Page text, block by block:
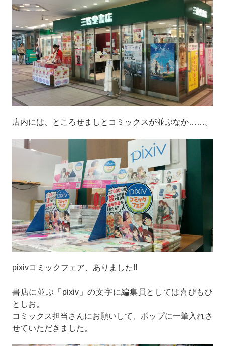
店内には、ところせましとコミックスが並ぶなか……。
pixivコミックフェア、ありました!!
書店に並ぶ「pixiv」の文字に編集員としては喜びもひ
としお。
コミックス担当さんにお願いして、ポップに一筆入れさ
せていただきました。